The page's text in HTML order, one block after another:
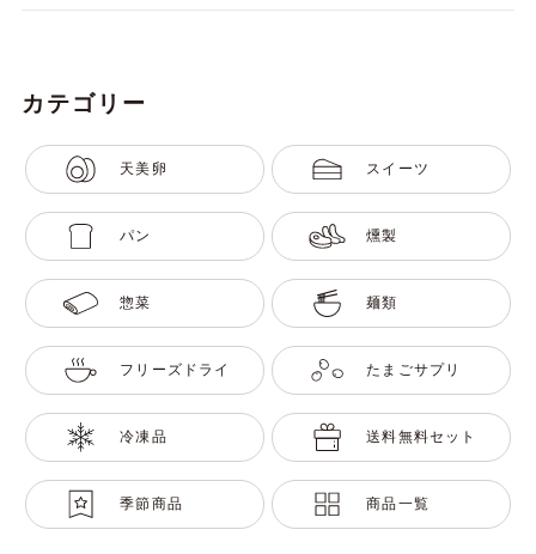
カテゴリー
天美卵 スイーツ
パン 燻製
惣菜 麺類
フリーズドライ たまごサプリ
冷凍品 送料無料セット
季節商品 商品一覧